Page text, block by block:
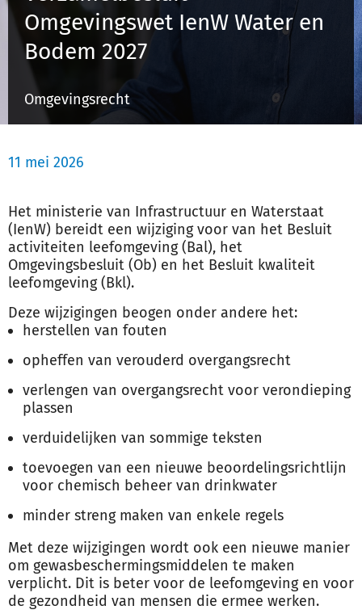
Omgevingswet IenW Water en
Bodem 2027
Omgevingsrecht
11 mei 2026
Het ministerie van Infrastructuur en Waterstaat
(IenW) bereidt een wijziging voor van het Besluit
activiteiten leefomgeving (Bal), het
Omgevingsbesluit (Ob) en het Besluit kwaliteit
leefomgeving (Bkl).
Deze wijzigingen beogen onder andere het:
herstellen van fouten
opheffen van verouderd overgangsrecht
verlengen van overgangsrecht voor verondieping
plassen
verduidelijken van sommige teksten
toevoegen van een nieuwe beoordelingsrichtlijn
voor chemisch beheer van drinkwater
minder streng maken van enkele regels
Met deze wijzigingen wordt ook een nieuwe manier
om gewasbeschermingsmiddelen te maken
verplicht. Dit is beter voor de leefomgeving en voor
de gezondheid van mensen die ermee werken.